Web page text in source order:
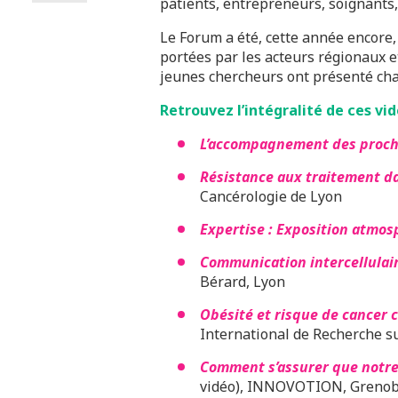
Le Forum a été, cette année
portées par les acteurs régionaux
jeunes chercheurs ont présenté
Retrouvez l’intégralité de ces
L’accompagnement des
Résistance aux traitement
Cancérologie de Lyon
Expertise : Exposition
Communication
Bérard, Lyon
Obésité et risque de cancer
International de Recherche
Comment s’assurer que
vidéo), INNOVOTION,